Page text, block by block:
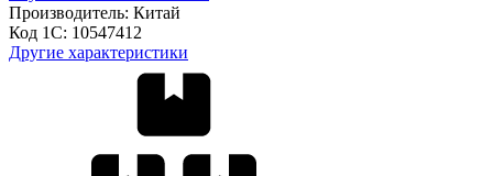
Производитель: Китай
Код 1С: 10547412
Другие характеристики